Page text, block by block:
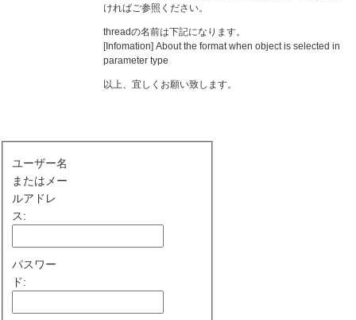
ければご参照ください。
threadの名前は下記になります。
[Infomation] About the format when object is selected in
parameter type
以上、宜しくお願い致します。
ユーザー名
またはメー
ルアドレ
ス:
パスワー
ド: